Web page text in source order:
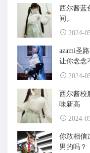
西尔酱蓝
间。
2024-
azami圣
让你念念
2024-
西尔酱校
味新高
2024-
你敢相信
男的吗？